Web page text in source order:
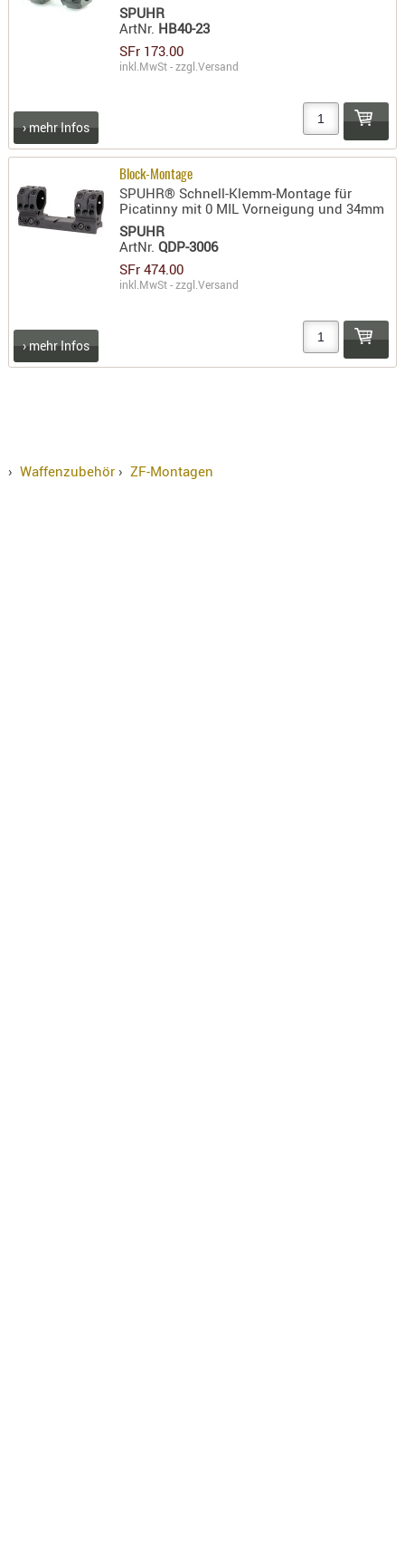
SPUHR
ArtNr. HB40-23
SFr 173.00
inkl.MwSt - zzgl.Versand
› mehr Infos
Block-Montage
SPUHR® Schnell-Klemm-Montage für
Picatinny mit 0 MIL Vorneigung und 34mm
SPUHR
ArtNr.QDP-3006
SFr 474.00
inkl.MwSt - zzgl.Versand
› mehr Infos
› Waffenzubehör› ZF-Montagen